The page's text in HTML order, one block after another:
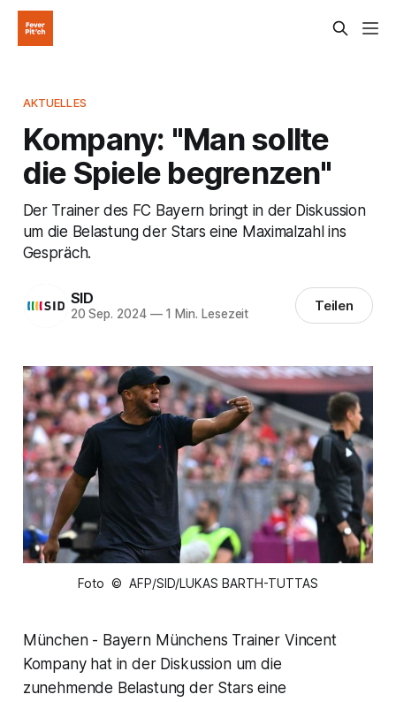
AKTUELLES
Kompany: "Man sollte
die Spiele begrenzen"
Der Trainer des FC Bayern bringt in der Diskussion
um die Belastung der Stars eine Maximalzahl ins
Gespräch.
SID
20 Sep. 2024 —1 Min. Lesezeit Teilen
Foto © AFP/SID/LUKAS BARTH-TUTTAS
München - Bayern Münchens Trainer Vincent
Kompany hat in der Diskussion um die
zunehmende Belastung der Stars eine